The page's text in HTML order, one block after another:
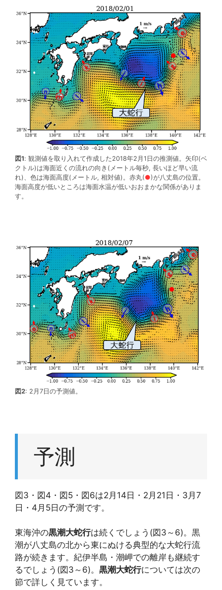
図1: 観測値を取り入れて作成した2018年2月1日の推測値。矢印(ベ
クトル)は海面近くの流れの向き(メートル毎秒, 長いほど早い流
れ)、色は海面高度(メートル, 相対値)。赤丸(●)が八丈島の位置。
海面高度が低いところは海面水温が低いおおまかな関係がありま
す。
図2: 2月7日の予測値。
予測
図3・図4・図5・図6は2月14日・2月21日・3月7
日・4月5日の予測です。
東海沖の黒潮大蛇行は続くでしょう(図3～6)。黒
潮が八丈島の北から東にぬける典型的な大蛇行流
路が続きます。紀伊半島・潮岬での離岸も継続す
るでしょう(図3～6)。 黒潮大蛇行については次の
節で詳しく見ています。